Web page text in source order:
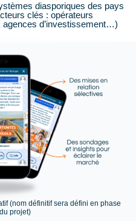
diasporiques des pays
clés : opérateurs
agences d’investissement…)
(nom définitif sera défini en phase
projet)